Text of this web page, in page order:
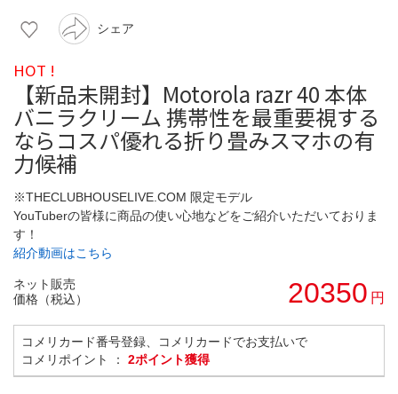
シェア
HOT !
【新品未開封】Motorola razr 40 本体
バニラクリーム 携帯性を最重要視する
ならコスパ優れる折り畳みスマホの有
力候補
※THECLUBHOUSELIVE.COM 限定モデル
YouTuberの皆様に商品の使い心地などをご紹介いただいておりま
す！
紹介動画はこちら
ネット販売
価格（税込）
20350 円
コメリカード番号登録、コメリカードでお支払いで
コメリポイント ： 2ポイント獲得